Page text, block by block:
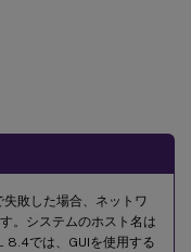
敗した場合、ネットワ
。システムのホスト名は
8.4では、GUIを使用する